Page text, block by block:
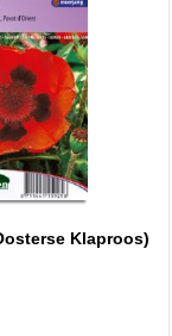
Klaproos)